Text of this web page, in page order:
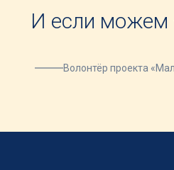
И если
Волонтёр проекта